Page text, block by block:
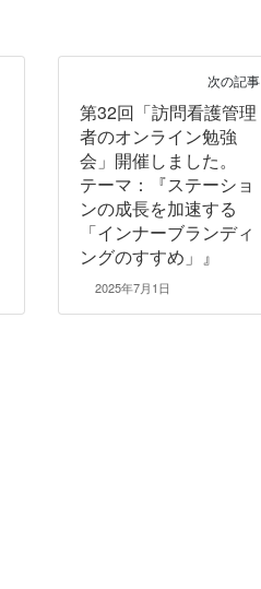
次の記事
第32回「訪問看護管理
者のオンライン勉強
会」開催しました。
テーマ：『ステーショ
ンの成長を加速する
「インナーブランディ
ングのすすめ」』
2025年7月1日